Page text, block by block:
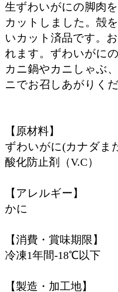
生ずわいがにの脚肉
カットしました。殻
いカット済品です。
れます。ずわいがに
カニ鍋やカニしゃぶ
ニでお召しあがりくだ
【原材料】
ずわいがに(カナダま
酸化防止剤（V.C）
【アレルギー】
かに
【消費・賞味期限】
冷凍1年間-18℃以下
【製造・加工地】